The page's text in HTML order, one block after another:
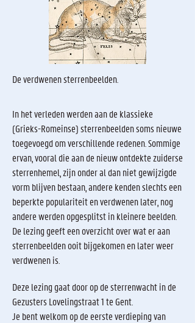
De verdwenen sterrenbeelden.
In het verleden werden aan de klassieke
(Grieks-Romeinse) sterrenbeelden soms nieuwe
toegevoegd om verschillende redenen. Sommige
ervan, vooral die aan de nieuw ontdekte zuiderse
sterrenhemel, zijn onder al dan niet gewijzigde
vorm blijven bestaan, andere kenden slechts een
beperkte populariteit en verdwenen later, nog
andere werden opgesplitst in kleinere beelden.
De lezing geeft een overzicht over wat er aan
sterrenbeelden ooit bijgekomen en later weer
verdwenen is.
Deze lezing gaat door op de sterrenwacht in de
Gezusters Lovelingstraat 1 te Gent.
Je bent welkom op de eerste verdieping van